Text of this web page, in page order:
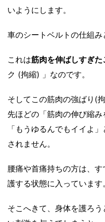
いようにします。
車のシートベルトの仕組み
これは筋肉を伸ばしすぎ
ク (拘縮) 」なのです。
そしてこの筋肉の強ばり(拘
先ほどの「筋肉の伸び縮み
「もうゆるんでもイイよ
されません。
腰痛や首痛持ちの方は、
護する状態に入っています。
そこへきて、身体を護ろ